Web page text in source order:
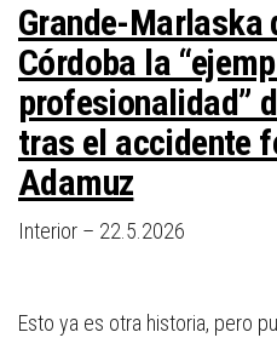
Grande-Marlaska
Córdoba la
profesionalidad”
tras el accidente
Adamuz
Interior – 22.5.2026
Esto ya es otra historia, pero